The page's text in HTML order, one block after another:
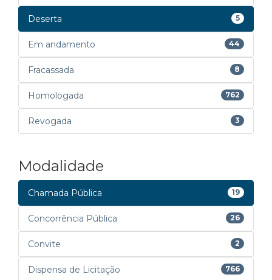
Deserta 5
Em andamento 44
Fracassada 8
Homologada 762
Revogada 3
Modalidade
Chamada Pública 19
Concorrência Pública 26
Convite 2
Dispensa de Licitação 766